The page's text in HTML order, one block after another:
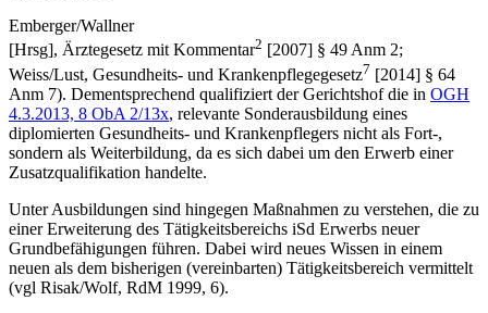
Emberger/Wallner
[Hrsg], Ärztegesetz mit Kommentar2 [2007] § 49 Anm 2;
Weiss/Lust, Gesundheits- und Krankenpflegegesetz7 [2014] § 64
Anm 7). Dementsprechend qualifiziert der Gerichtshof die in OGH
4.3.2013, 8 ObA 2/13x, relevante Sonderausbildung eines
diplomierten Gesundheits- und Krankenpflegers nicht als Fort-,
sondern als Weiterbildung, da es sich dabei um den Erwerb einer
Zusatzqualifikation handelte.
UnterAusbildungen sind hingegen Maßnahmen zu verstehen, die zu
einer Erweiterung des Tätigkeitsbereichs iSd Erwerbs neuer
Grundbefähigungen führen. Dabei wird neues Wissen in einem
neuen als dem bisherigen (vereinbarten) Tätigkeitsbereich vermittelt
(vgl Risak/Wolf, RdM 1999, 6).